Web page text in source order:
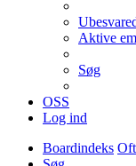
Aktive
Søg
OSS
Log ind
Boardindeks